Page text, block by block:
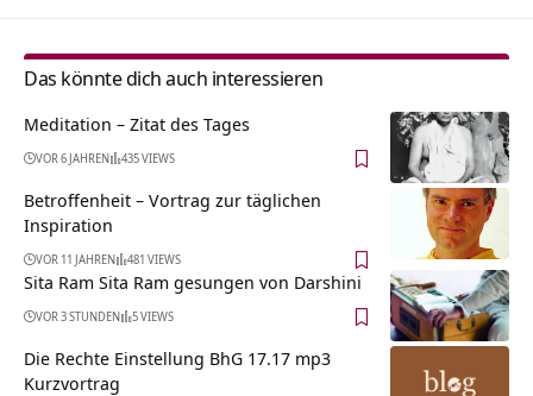
Das könnte dich auch interessieren
Meditation – Zitat des Tages
VOR 6 JAHREN 435 VIEWS
Betroffenheit – Vortrag zur täglichen
Inspiration
VOR 11 JAHREN 481 VIEWS
Sita Ram Sita Ram gesungen von Darshini
VOR 3 STUNDEN 5 VIEWS
Die Rechte Einstellung BhG 17.17 mp3
Kurzvortrag